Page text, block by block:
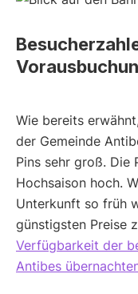
Wie bereits
der Gemeinde
Pins sehr groß. Die
Hochsaison hoch.
Unterkunft so früh
günstigsten Preise
Verfügbarkeit der
Antibes